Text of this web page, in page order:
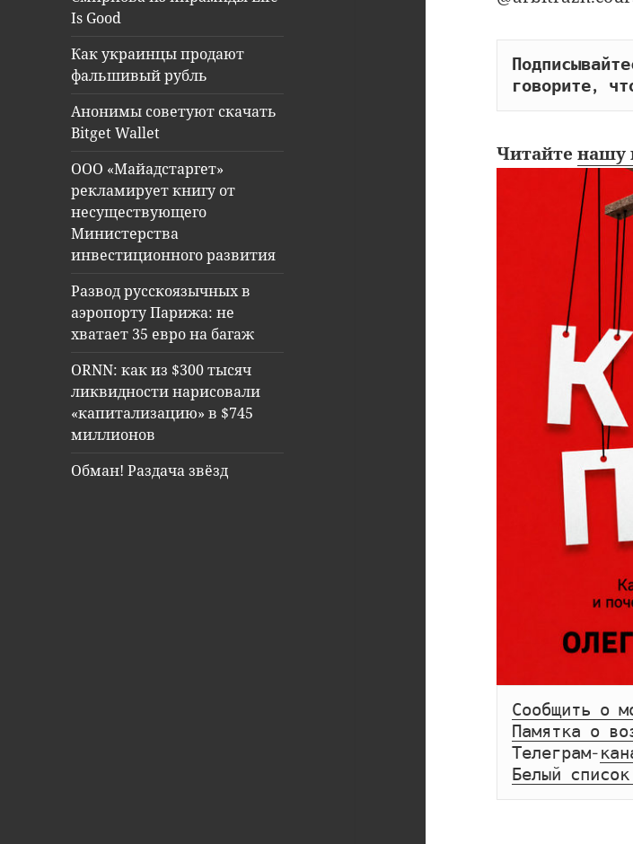
Is Good
Как украинцы продают
фальшивый рубль
Анонимы советуют скачать
Bitget Wallet
ООО «Майадстаргет»
рекламирует книгу от
несуществующего
Министерства
инвестиционного развития
Развод русскоязычных в
аэропорту Парижа: не
хватает 35 евро на багаж
ORNN: как из $300 тысяч
ликвидности нарисовали
«капитализацию» в $745
миллионов
Обман! Раздача звёзд
говорите,
Читайтенашу
Сообщить о
Памятка о
Телеграм-
Белый